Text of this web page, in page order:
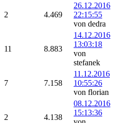
2 4.469
26.12.2016
22:15:55
von dedra
11 8.883
14.12.2016
13:03:18
von
stefanek
7 7.158
11.12.2016
10:55:26
von florian
2 4.138
08.12.2016
15:13:36